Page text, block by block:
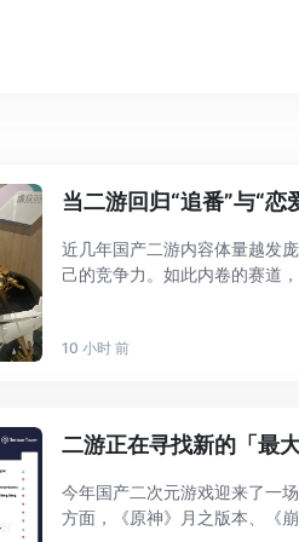
当二游回归“追番”与“恋
近几年国产二游内容体量越发
己的竞争力。如此内卷的赛道
10 小时 前
二游正在寻找新的「最
今年国产二次元游戏迎来了一
方面，《原神》月之版本、《